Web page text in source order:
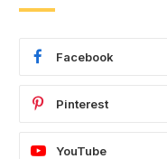
Facebook
Pinterest
YouTube